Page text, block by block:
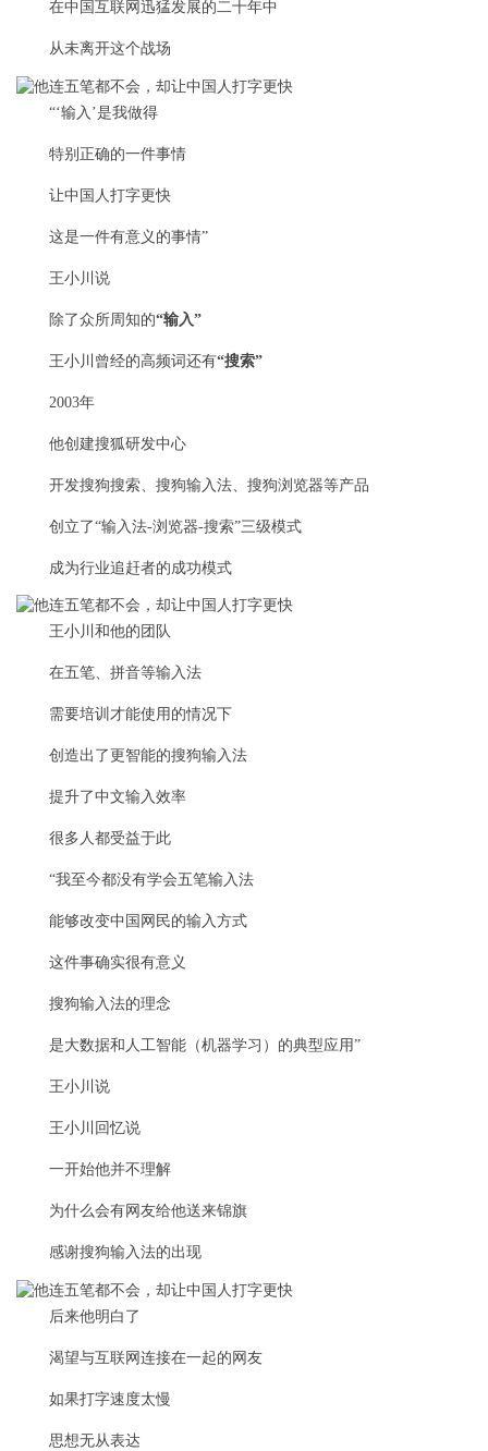
在中国互联网迅猛发展的二十年中
从未离开这个战场
“‘输入’是我做得
特别正确的一件事情
让中国人打字更快
这是一件有意义的事情”
王小川说
除了众所周知的“输入”
王小川曾经的高频词还有“搜索”
2003年
他创建搜狐研发中心
开发搜狗搜索、搜狗输入法、搜狗浏览器等产品
创立了“输入法-浏览器-搜索”三级模式
成为行业追赶者的成功模式
王小川和他的团队
在五笔、拼音等输入法
需要培训才能使用的情况下
创造出了更智能的搜狗输入法
提升了中文输入效率
很多人都受益于此
“我至今都没有学会五笔输入法
能够改变中国网民的输入方式
这件事确实很有意义
搜狗输入法的理念
是大数据和人工智能（机器学习）的典型应用”
王小川说
王小川回忆说
一开始他并不理解
为什么会有网友给他送来锦旗
感谢搜狗输入法的出现
后来他明白了
渴望与互联网连接在一起的网友
如果打字速度太慢
思想无从表达